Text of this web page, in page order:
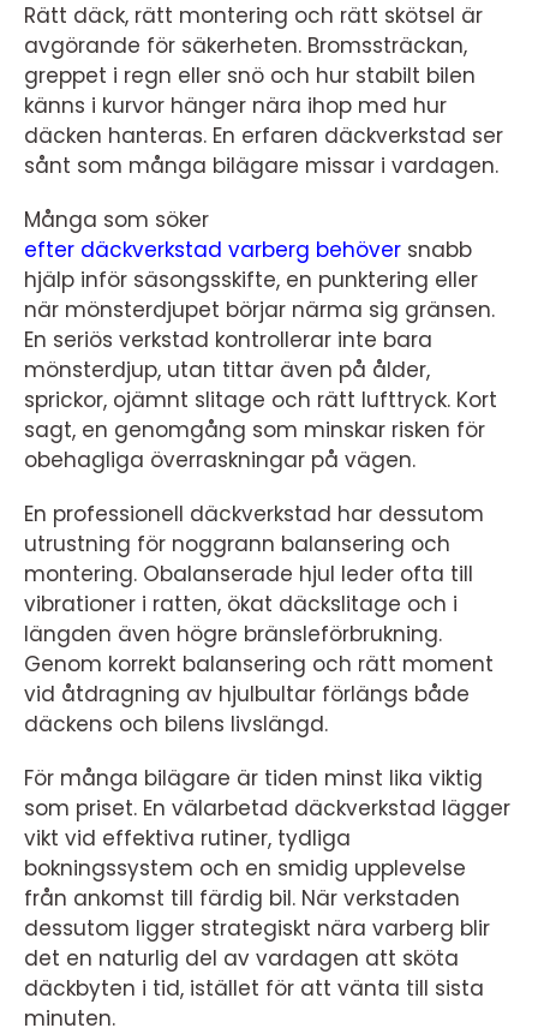
Rätt däck, rätt montering och rätt skötsel är
avgörande för säkerheten. Bromssträckan,
greppet i regn eller snö och hur stabilt bilen
känns i kurvor hänger nära ihop med hur
däcken hanteras. En erfaren däckverkstad ser
sånt som många bilägare missar i vardagen.
Många som söker
efter däckverkstad varberg behöver snabb
hjälp inför säsongsskifte, en punktering eller
när mönsterdjupet börjar närma sig gränsen.
En seriös verkstad kontrollerar inte bara
mönsterdjup, utan tittar även på ålder,
sprickor, ojämnt slitage och rätt lufttryck. Kort
sagt, en genomgång som minskar risken för
obehagliga överraskningar på vägen.
En professionell däckverkstad har dessutom
utrustning för noggrann balansering och
montering. Obalanserade hjul leder ofta till
vibrationer i ratten, ökat däckslitage och i
längden även högre bränsleförbrukning.
Genom korrekt balansering och rätt moment
vid åtdragning av hjulbultar förlängs både
däckens och bilens livslängd.
För många bilägare är tiden minst lika viktig
som priset. En välarbetad däckverkstad lägger
vikt vid effektiva rutiner, tydliga
bokningssystem och en smidig upplevelse
från ankomst till färdig bil. När verkstaden
dessutom ligger strategiskt nära varberg blir
det en naturlig del av vardagen att sköta
däckbyten i tid, istället för att vänta till sista
minuten.